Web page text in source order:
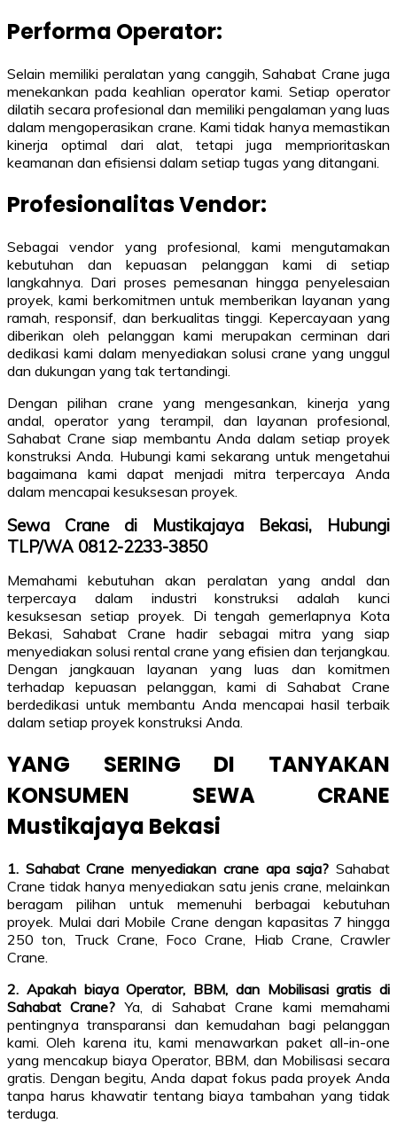
Performa Operator:
Selain memiliki peralatan yang canggih, Sahabat Crane juga
menekankan pada keahlian operator kami. Setiap operator
dilatih secara profesional dan memiliki pengalaman yang luas
dalam mengoperasikan crane. Kami tidak hanya memastikan
kinerja optimal dari alat, tetapi juga memprioritaskan
keamanan dan efisiensi dalam setiap tugas yang ditangani.
Profesionalitas Vendor:
Sebagai vendor yang profesional, kami mengutamakan
kebutuhan dan kepuasan pelanggan kami di setiap
langkahnya. Dari proses pemesanan hingga penyelesaian
proyek, kami berkomitmen untuk memberikan layanan yang
ramah, responsif, dan berkualitas tinggi. Kepercayaan yang
diberikan oleh pelanggan kami merupakan cerminan dari
dedikasi kami dalam menyediakan solusi crane yang unggul
dan dukungan yang tak tertandingi.
Dengan pilihan crane yang mengesankan, kinerja yang
andal, operator yang terampil, dan layanan profesional,
Sahabat Crane siap membantu Anda dalam setiap proyek
konstruksi Anda. Hubungi kami sekarang untuk mengetahui
bagaimana kami dapat menjadi mitra terpercaya Anda
dalam mencapai kesuksesan proyek.
Sewa Crane di Mustikajaya Bekasi, Hubungi
TLP/WA 0812-2233-3850
Memahami kebutuhan akan peralatan yang andal dan
terpercaya dalam industri konstruksi adalah kunci
kesuksesan setiap proyek. Di tengah gemerlapnya Kota
Bekasi, Sahabat Crane hadir sebagai mitra yang siap
menyediakan solusi rental crane yang efisien dan terjangkau.
Dengan jangkauan layanan yang luas dan komitmen
terhadap kepuasan pelanggan, kami di Sahabat Crane
berdedikasi untuk membantu Anda mencapai hasil terbaik
dalam setiap proyek konstruksi Anda.
YANG SERING DI TANYAKAN
KONSUMEN SEWA CRANE
Mustikajaya Bekasi
1. Sahabat Crane menyediakan crane apa saja? Sahabat
Crane tidak hanya menyediakan satu jenis crane, melainkan
beragam pilihan untuk memenuhi berbagai kebutuhan
proyek. Mulai dari Mobile Crane dengan kapasitas 7 hingga
250 ton, Truck Crane, Foco Crane, Hiab Crane, Crawler
Crane.
2. Apakah biaya Operator, BBM, dan Mobilisasi gratis di
Sahabat Crane? Ya, di Sahabat Crane kami memahami
pentingnya transparansi dan kemudahan bagi pelanggan
kami. Oleh karena itu, kami menawarkan paket all-in-one
yang mencakup biaya Operator, BBM, dan Mobilisasi secara
gratis. Dengan begitu, Anda dapat fokus pada proyek Anda
tanpa harus khawatir tentang biaya tambahan yang tidak
terduga.